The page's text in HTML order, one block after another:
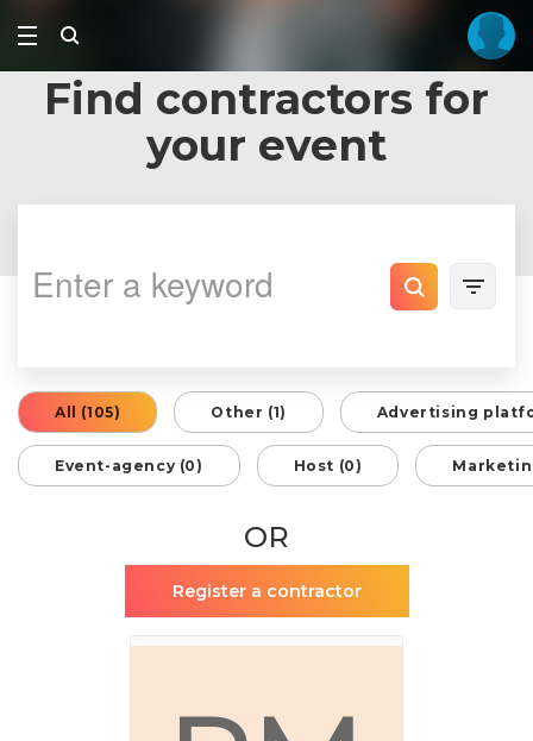
Find contractors for
your event
All (105) Other (1) Advertising
Event-agency (0) Host (0)
OR
Register a contractor